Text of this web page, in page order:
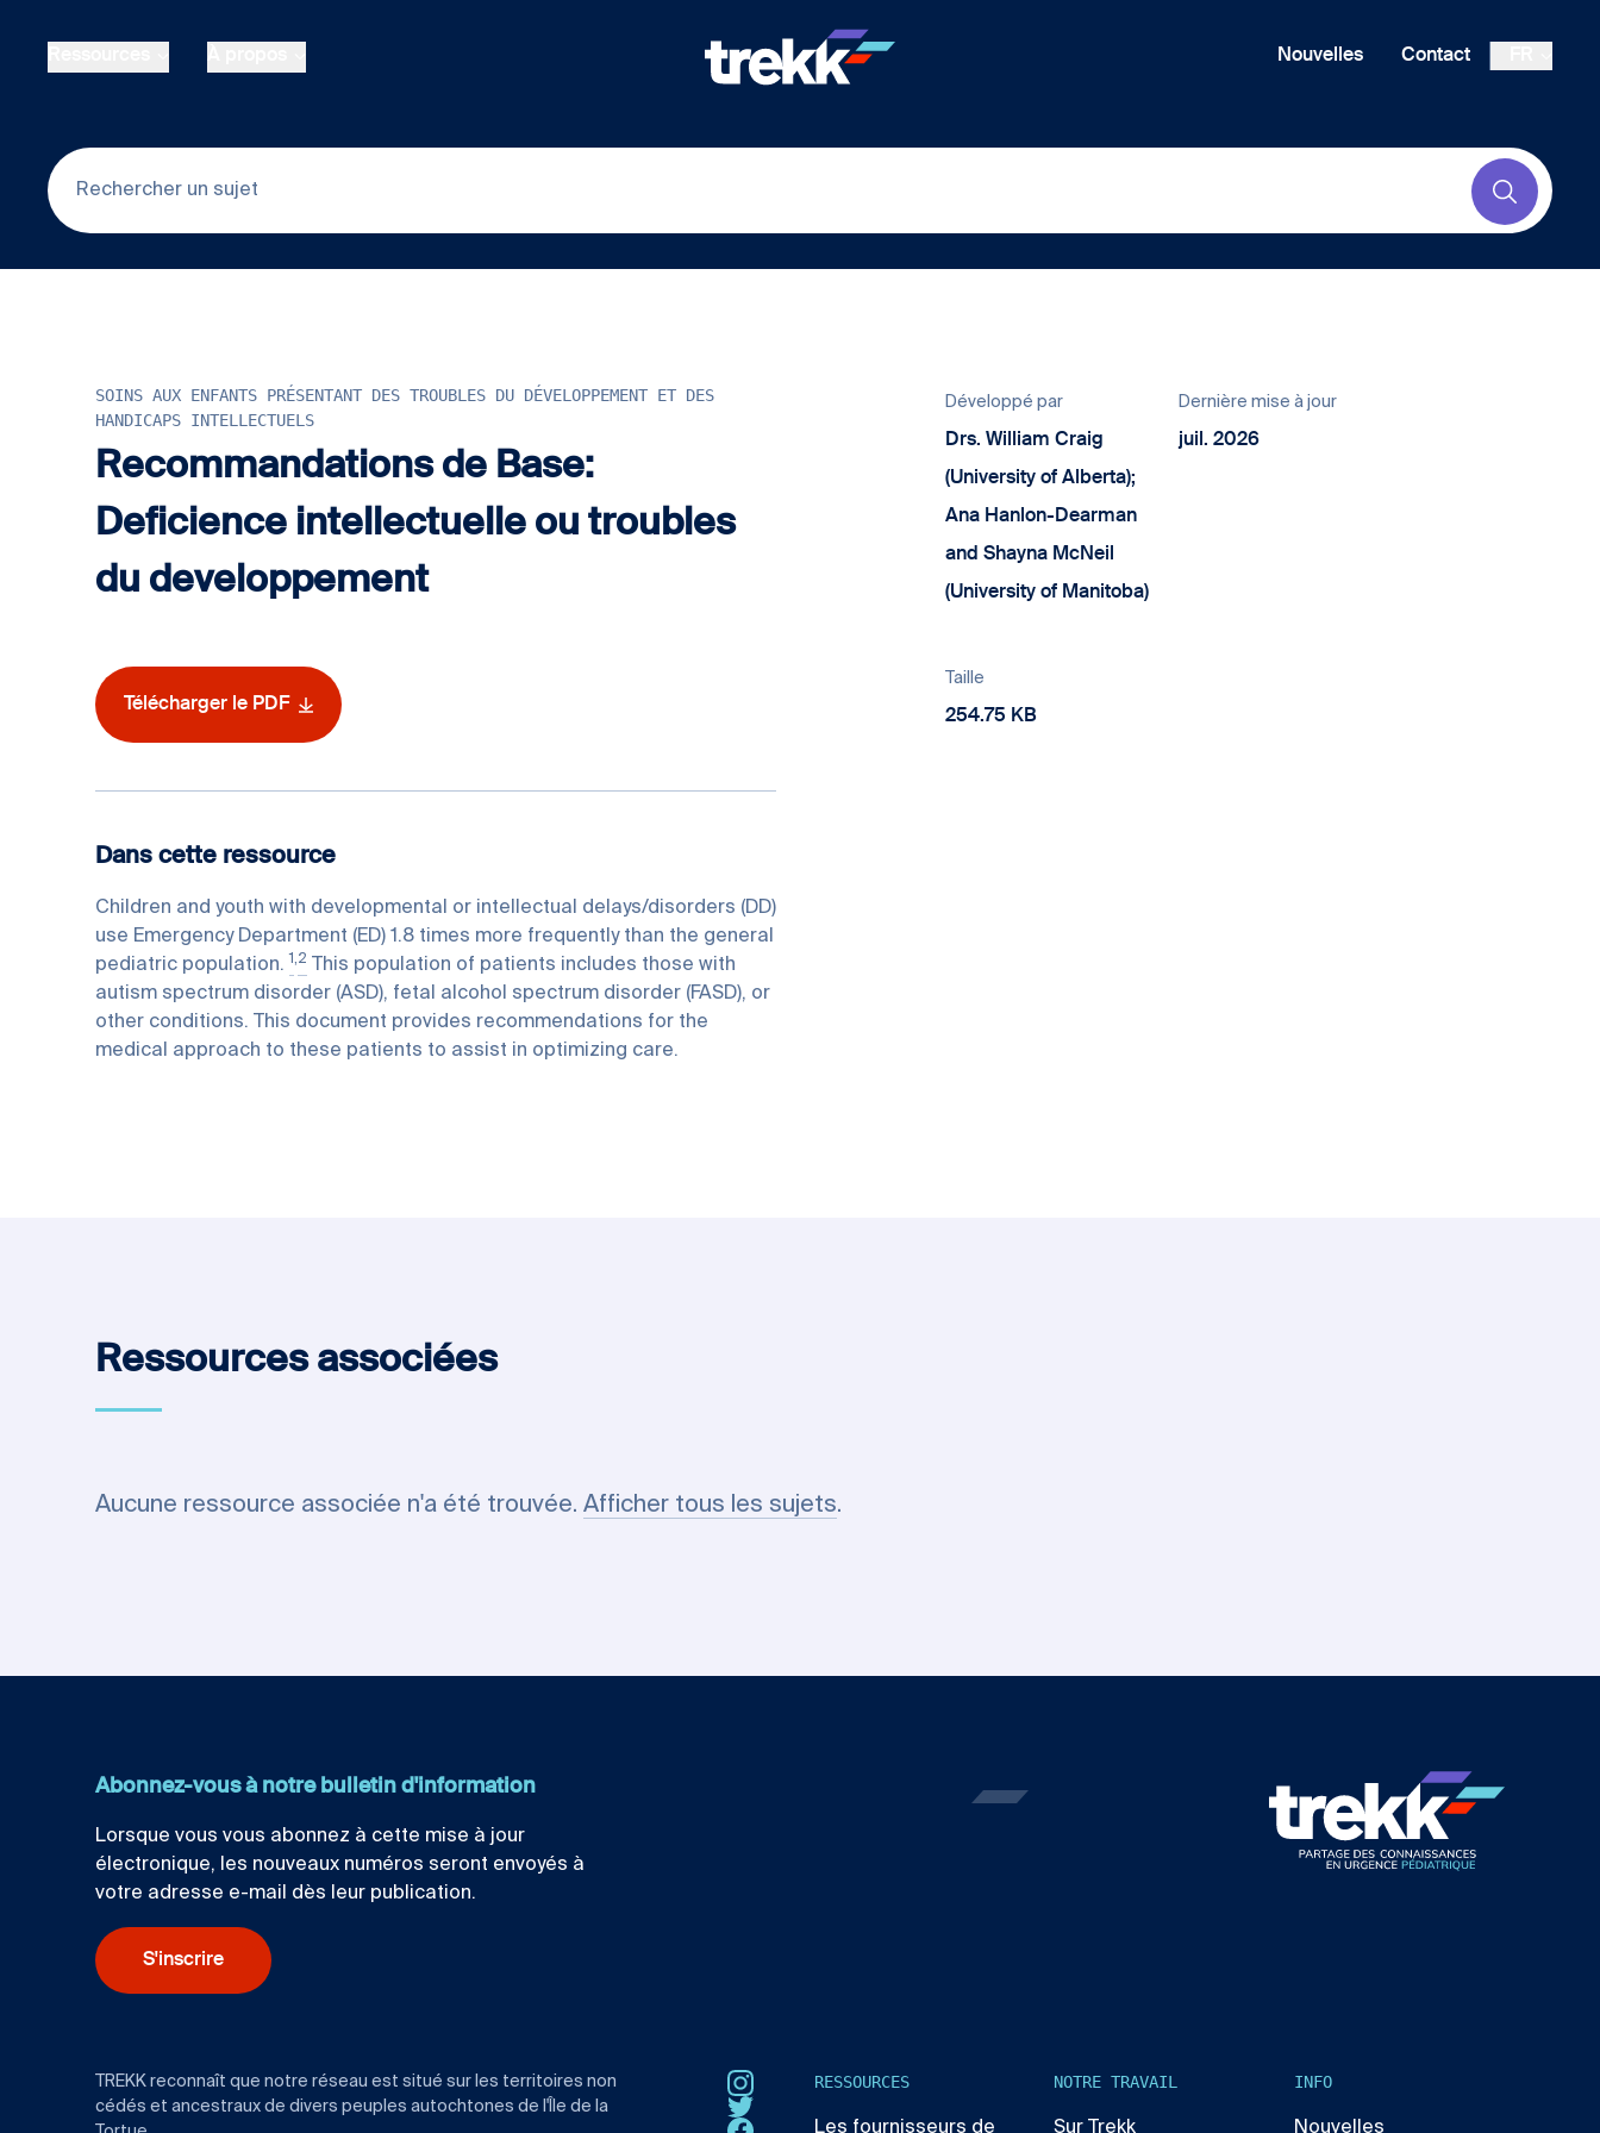
Nouvelles Contact
Submit
SOINS AUX ENFANTS PRÉSENTANT DES TROUBLES DU DÉVELOPPEMENT ET DES
HANDICAPS INTELLECTUELS
Recommandations de Base:
Deficience intellectuelle ou troubles
du developpement
Télécharger le PDF
Développé par
Drs. William Craig
(University of Alberta);
Ana Hanlon-Dearman
and Shayna McNeil
(University of Manitoba)
Dernière mise à jour
juil. 2026
Taille
254.75 KB
Dans cette ressource
Children and youth with developmental or intellectual delays/disorders (DD)
use Emergency Department (ED) 1.8 times more frequently than the general
pediatric population. 1,2
This population of patients includes those with
autism spectrum disorder (ASD), fetal alcohol spectrum disorder (FASD), or
other conditions. This document provides recommendations for the
medical approach to these patients to assist in optimizing care.
Ressources associées
Aucune ressource associée n'a été trouvée. Afficher tous les sujets.
Abonnez-vous à notre bulletin d'information
Lorsque vous vous abonnez à cette mise à jour
électronique, les nouveaux numéros seront envoyés à
votre adresse e-mail dès leur publication.
S'inscrire
RESSOURCES
Les fournisseurs de
NOTRE TRAVAIL
Sur Trekk
INFO
Nouvelles
Instagram
TREKK reconnaît que notre réseau est situé sur les territoires non
cédés et ancestraux de divers peuples autochtones de l'Île de la